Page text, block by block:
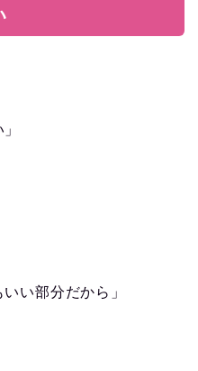
い部分だから」